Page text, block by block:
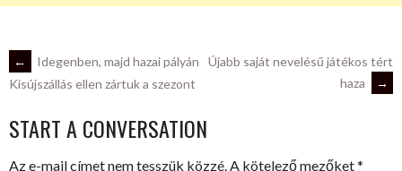
POST
NAVIGATION
←
Idegenben, majd hazai pályán
Kisújszállás ellen zártuk a szezont
Újabb saját nevelésű játékos tért
haza
→
START A CONVERSATION
Az e-mail címet nem tesszük közzé. A kötelező mezőket*